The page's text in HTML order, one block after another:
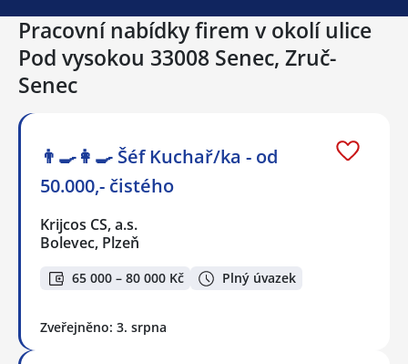
Pracovní nabídky firem v okolí ulice
Pod vysokou 33008 Senec, Zruč-
Senec
👨‍🍳👩‍🍳​​​​​​​ Šéf Kuchař/ka - od
50.000,- čistého
Krijcos CS, a.s.
Bolevec, Plzeň
65 000 – 80 000 Kč Plný úvazek
Zveřejněno: 3. srpna